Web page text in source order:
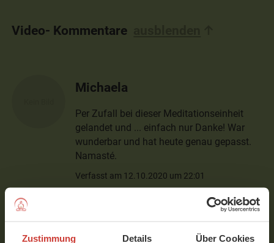
Zustimmung Details Über Cookies
Video- Kommentare
Michaela
Per Zufall bei dieser Meditationseinheit
gelandet und ... einfach nur Danke! War
wunderbar und hat heute genau gepasst.
Namasté.
Verfasst am 12.10.2020 um 22:01